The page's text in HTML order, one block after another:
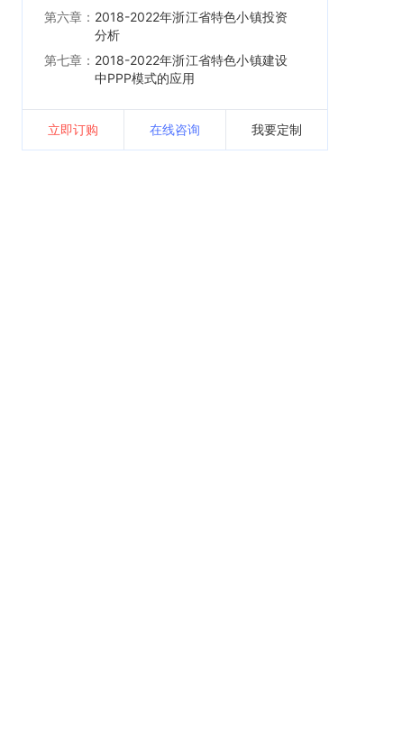
第六章： 2018-2022年浙江省特色小镇投资
分析
第七章： 2018-2022年浙江省特色小镇建设
中PPP模式的应用
立即订购 在线咨询 我要定制